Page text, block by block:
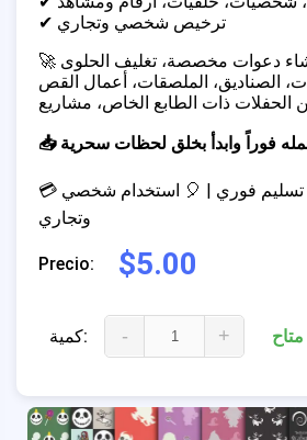
✔ ترخيص شخصي وتجاري
🚀 مثالي لإنشاء دعوات مخصصة، تغليف الحلوى
الصناديق، الملصقات، أعمال القص
حمله فوراً وابدأ بخلق لحظات سحرية
💳 دفع آمن | 📦 تسليم فوري | 🎈 استخدام شخصي
وتجاري
Precio: $5.00
كمية: - + متاح